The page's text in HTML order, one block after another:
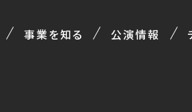
事業を知る 公演情報